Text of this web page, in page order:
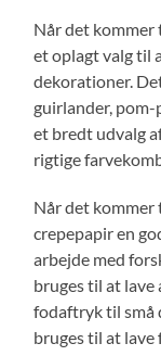
Når det kommer
et oplagt valg til
dekorationer.
guirlander, pom-
et bredt udvalg
rigtige
Når det kommer
crepepapir en
arbejde med
bruges til at
fodaftryk til små
bruges til at